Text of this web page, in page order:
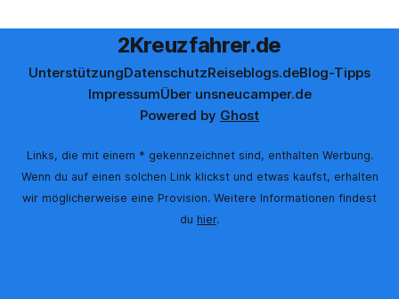
2Kreuzfahrer.de
UnterstützungDatenschutzReiseblogs.deBlog-Tipps
ImpressumÜber unsneucamper.de
Powered by Ghost
Links, die mit einem * gekennzeichnet sind, enthalten Werbung.
Wenn du auf einen solchen Link klickst und etwas kaufst, erhalten
wir möglicherweise eine Provision. Weitere Informationen findest
du hier.